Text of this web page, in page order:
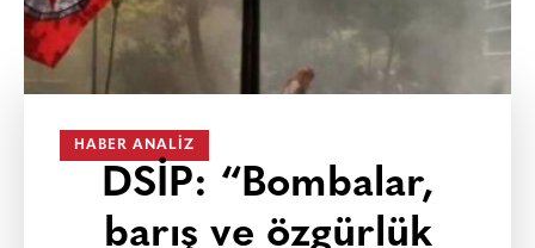
HABER ANALIZ
DSİP: “Bombalar,
barış ve özgürlük